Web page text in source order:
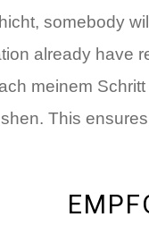
somebody
already have
meinem
This